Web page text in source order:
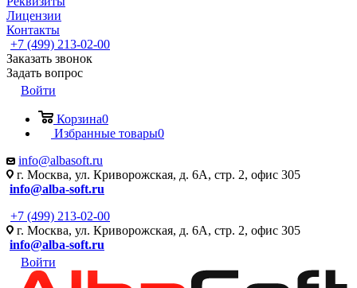
Лицензии
Контакты
+7 (499) 213-02-00
Заказать звонок
Задать вопрос
Войти
Корзина0
Избранные товары0
info@albasoft.ru
г. Москва, ул. Криворожская, д. 6А, стр. 2, офис 305
info@alba-soft.ru
+7 (499) 213-02-00
г. Москва, ул. Криворожская, д. 6А, стр. 2, офис 305
info@alba-soft.ru
Войти